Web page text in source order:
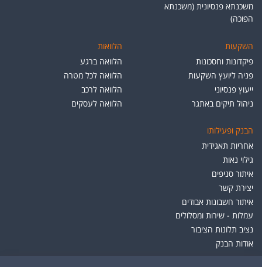
משכנתא פנסיונית (משכנתא
הפוכה)
השקעות
פיקדונות וחסכונות
פניה ליועץ השקעות
ייעוץ פנסיוני
ניהול תיקים באתגר
הלוואות
הלוואה ברגע
הלוואה לכל מטרה
הלוואה לרכב
הלוואה לעסקים
הבנק ופעילותו
אחריות תאגידית
גילוי נאות
איתור סניפים
יצירת קשר
איתור חשבונות אבודים
עמלות - שירות ומסלולים
נציב תלונות הציבור
אודות הבנק